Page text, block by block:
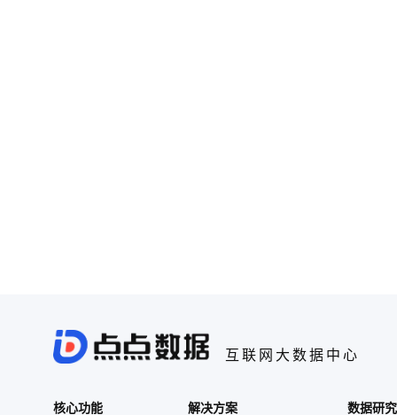
互联网大数据中心
核心功能 解决方案 数据研